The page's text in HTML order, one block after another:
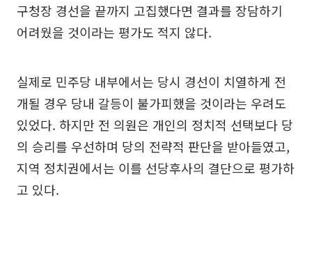
구청장 경선을 끝까지 고집했다면 결과를 장담하기
어려웠을 것이라는 평가도 적지 않다.
실제로 민주당 내부에서는 당시 경선이 치열하게 전
개될 경우 당내 갈등이 불가피했을 것이라는 우려도
있었다. 하지만 전 의원은 개인의 정치적 선택보다 당
의 승리를 우선하며 당의 전략적 판단을 받아들였고,
지역 정치권에서는 이를 선당후사의 결단으로 평가하
고 있다.